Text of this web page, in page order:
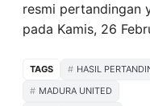
resmi pertandingan
pada Kamis, 26
TAGS
HASIL
MADURA UNITED